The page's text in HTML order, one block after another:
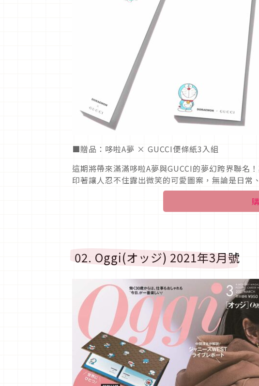
■贈品：哆啦A夢 × GUCCI便條紙3入組
這期將帶來滿滿哆啦A夢與GUCCI的夢幻跨界聯名
印著讓人忍不住露出微笑的可愛圖案，無論是日常
02. Oggi(オッジ) 2021年3月號